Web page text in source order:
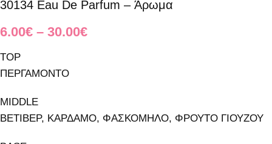
30134 Eau De Parfum – Άρωμα
6.00€ – 30.00€
TOP
ΠΕΡΓΑΜΟΝΤΟ
MIDDLE
ΒΕΤΙΒΕΡ, ΚΑΡΔΑΜΟ, ΦΑΣΚΟΜΗΛΟ, ΦΡΟΥΤΟ ΓΙΟΥΖΟΥ